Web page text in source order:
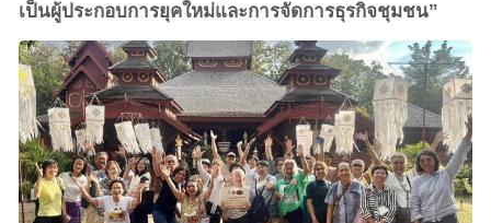
เป็นผู้ประกอบการยุคใหม่และการจัดการธุรกิจชุมชน”